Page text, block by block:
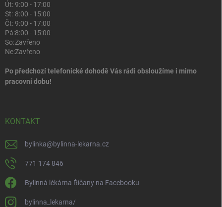
Út:9:00 - 17:00
St: 8:00 - 15:00
Čt:9:00 - 17:00
Pá:8:00 - 15:00
So:Zavřeno
Ne:Zavřeno
Po předchozí telefonické dohodě Vás rádi obsloužíme i mimo
pracovní dobu!
KONTAKT
bylinka@bylinna-lekarna.cz
771 174 846
Bylinná lékárna Říčany na Facebooku
bylinna_lekarna/